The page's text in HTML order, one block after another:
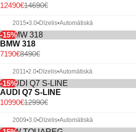
14690€
12490€
2015•3.0•Dīzelis•Automātiskā
-15%
BMW 318
8490€
7190€
2011•2.0•Dīzelis•Automātiskā
-15%
AUDI Q7 S-LINE
12990€
10990€
2009•3.0•Dīzelis•Automātiskā